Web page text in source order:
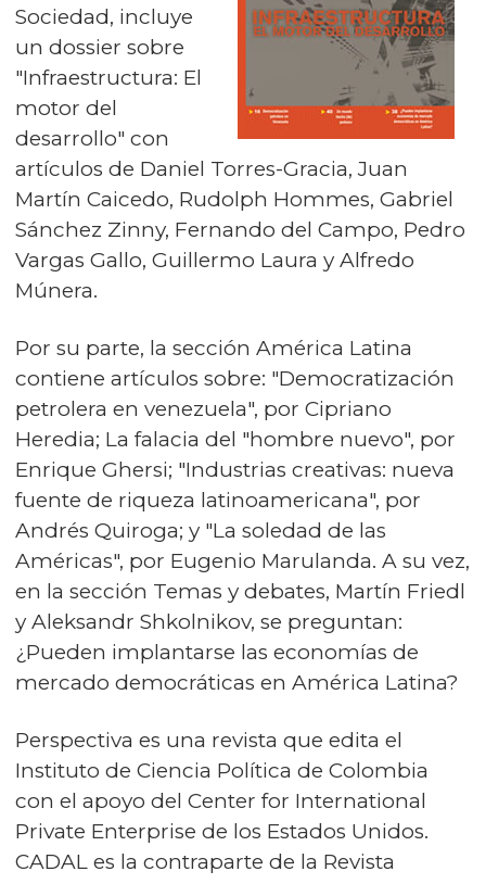
Sociedad, incluye
un dossier sobre
"Infraestructura: El
motor del
desarrollo" con
artículos de Daniel Torres-Gracia, Juan
Martín Caicedo, Rudolph Hommes, Gabriel
Sánchez Zinny, Fernando del Campo, Pedro
Vargas Gallo, Guillermo Laura y Alfredo
Múnera.
Por su parte, la sección América Latina
contiene artículos sobre: "Democratización
petrolera en venezuela", por Cipriano
Heredia; La falacia del "hombre nuevo", por
Enrique Ghersi; "Industrias creativas: nueva
fuente de riqueza latinoamericana", por
Andrés Quiroga; y "La soledad de las
Américas", por Eugenio Marulanda. A su vez,
en la sección Temas y debates, Martín Friedl
y Aleksandr Shkolnikov, se preguntan:
¿Pueden implantarse las economías de
mercado democráticas en América Latina?
Perspectiva es una revista que edita el
Instituto de Ciencia Política de Colombia
con el apoyo del Center for International
Private Enterprise de los Estados Unidos.
CADAL es la contraparte de la Revista